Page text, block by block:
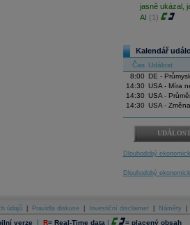
jasně ukázal,
AI (1)
Kalendář
Čas Událost
8:00
DE -
14:30 USA - Míra
14:30 USA -
14:30 USA -
Dlouhodobý
Dlouhodobý
údajů Pravidla diskuse Investiční disclaimer Náměty
verze | R= Real-Time data | = placený obsah